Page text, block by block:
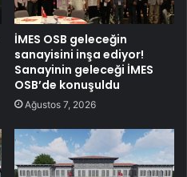
İMES OSB geleceğin
sanayisini inşa ediyor!
Sanayinin geleceği İMES
OSB’de konuşuldu
Ağustos 7, 2026